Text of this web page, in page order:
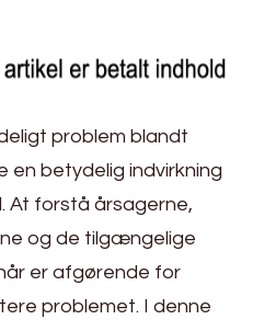
problem blandt
en betydelig indvirkning
At forstå årsagerne,
og de tilgængelige
er afgørende for
problemet. I denne